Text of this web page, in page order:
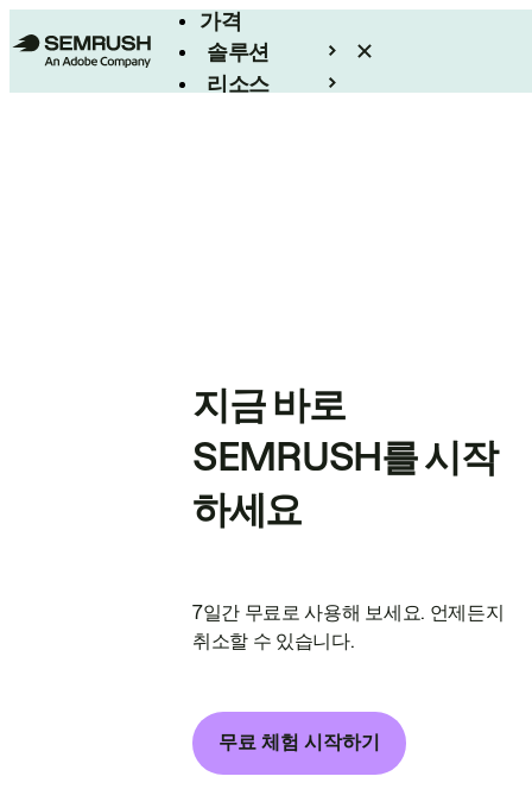
가격
솔루션
리소스
지금 바로
SEMRUSH를 시작
하세요
7일간 무료로 사용해 보세요. 언제든지
취소할 수 있습니다.
무료 체험 시작하기